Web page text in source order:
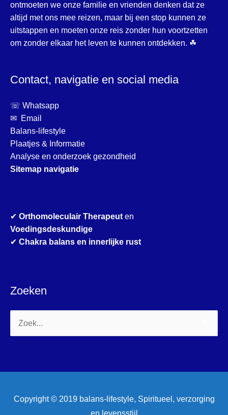
ontmoeten we onze familie en vrienden denken dat ze
altijd met ons mee reizen, maar bij een stop kunnen ze
uitstappen en moeten onze reis zonder hun voortzetten
om zonder elkaar het leven te kunnen ontdekken. ☘
Contact, navigatie en social media
☏ Whatsapp
✉ Email
Balans-lifestyle
Plaatjes & Informatie
Analyse en onderzoek gezondheid
Sitemap navigatie
✔ Orthomoleculair Therapeut en
Voedingsdeskundige
✔ Chakra balans en innerlijke rust
Zoeken
Zoek
naar:
Copyright © 2019 balans-lifestyle, Spiritueel, verzorging